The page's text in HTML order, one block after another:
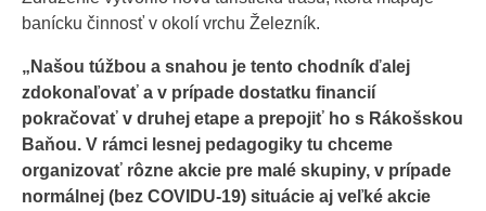
banícku činnosť v okolí vrchu Železník.
„Našou túžbou a snahou je tento chodník ďalej
zdokonaľovať a v prípade dostatku financií
pokračovať v druhej etape a prepojiť ho s Rákošskou
Baňou. V rámci lesnej pedagogiky tu chceme
organizovať rôzne akcie pre malé skupiny, v prípade
normálnej (bez COVIDU-19) situácie aj veľké akcie